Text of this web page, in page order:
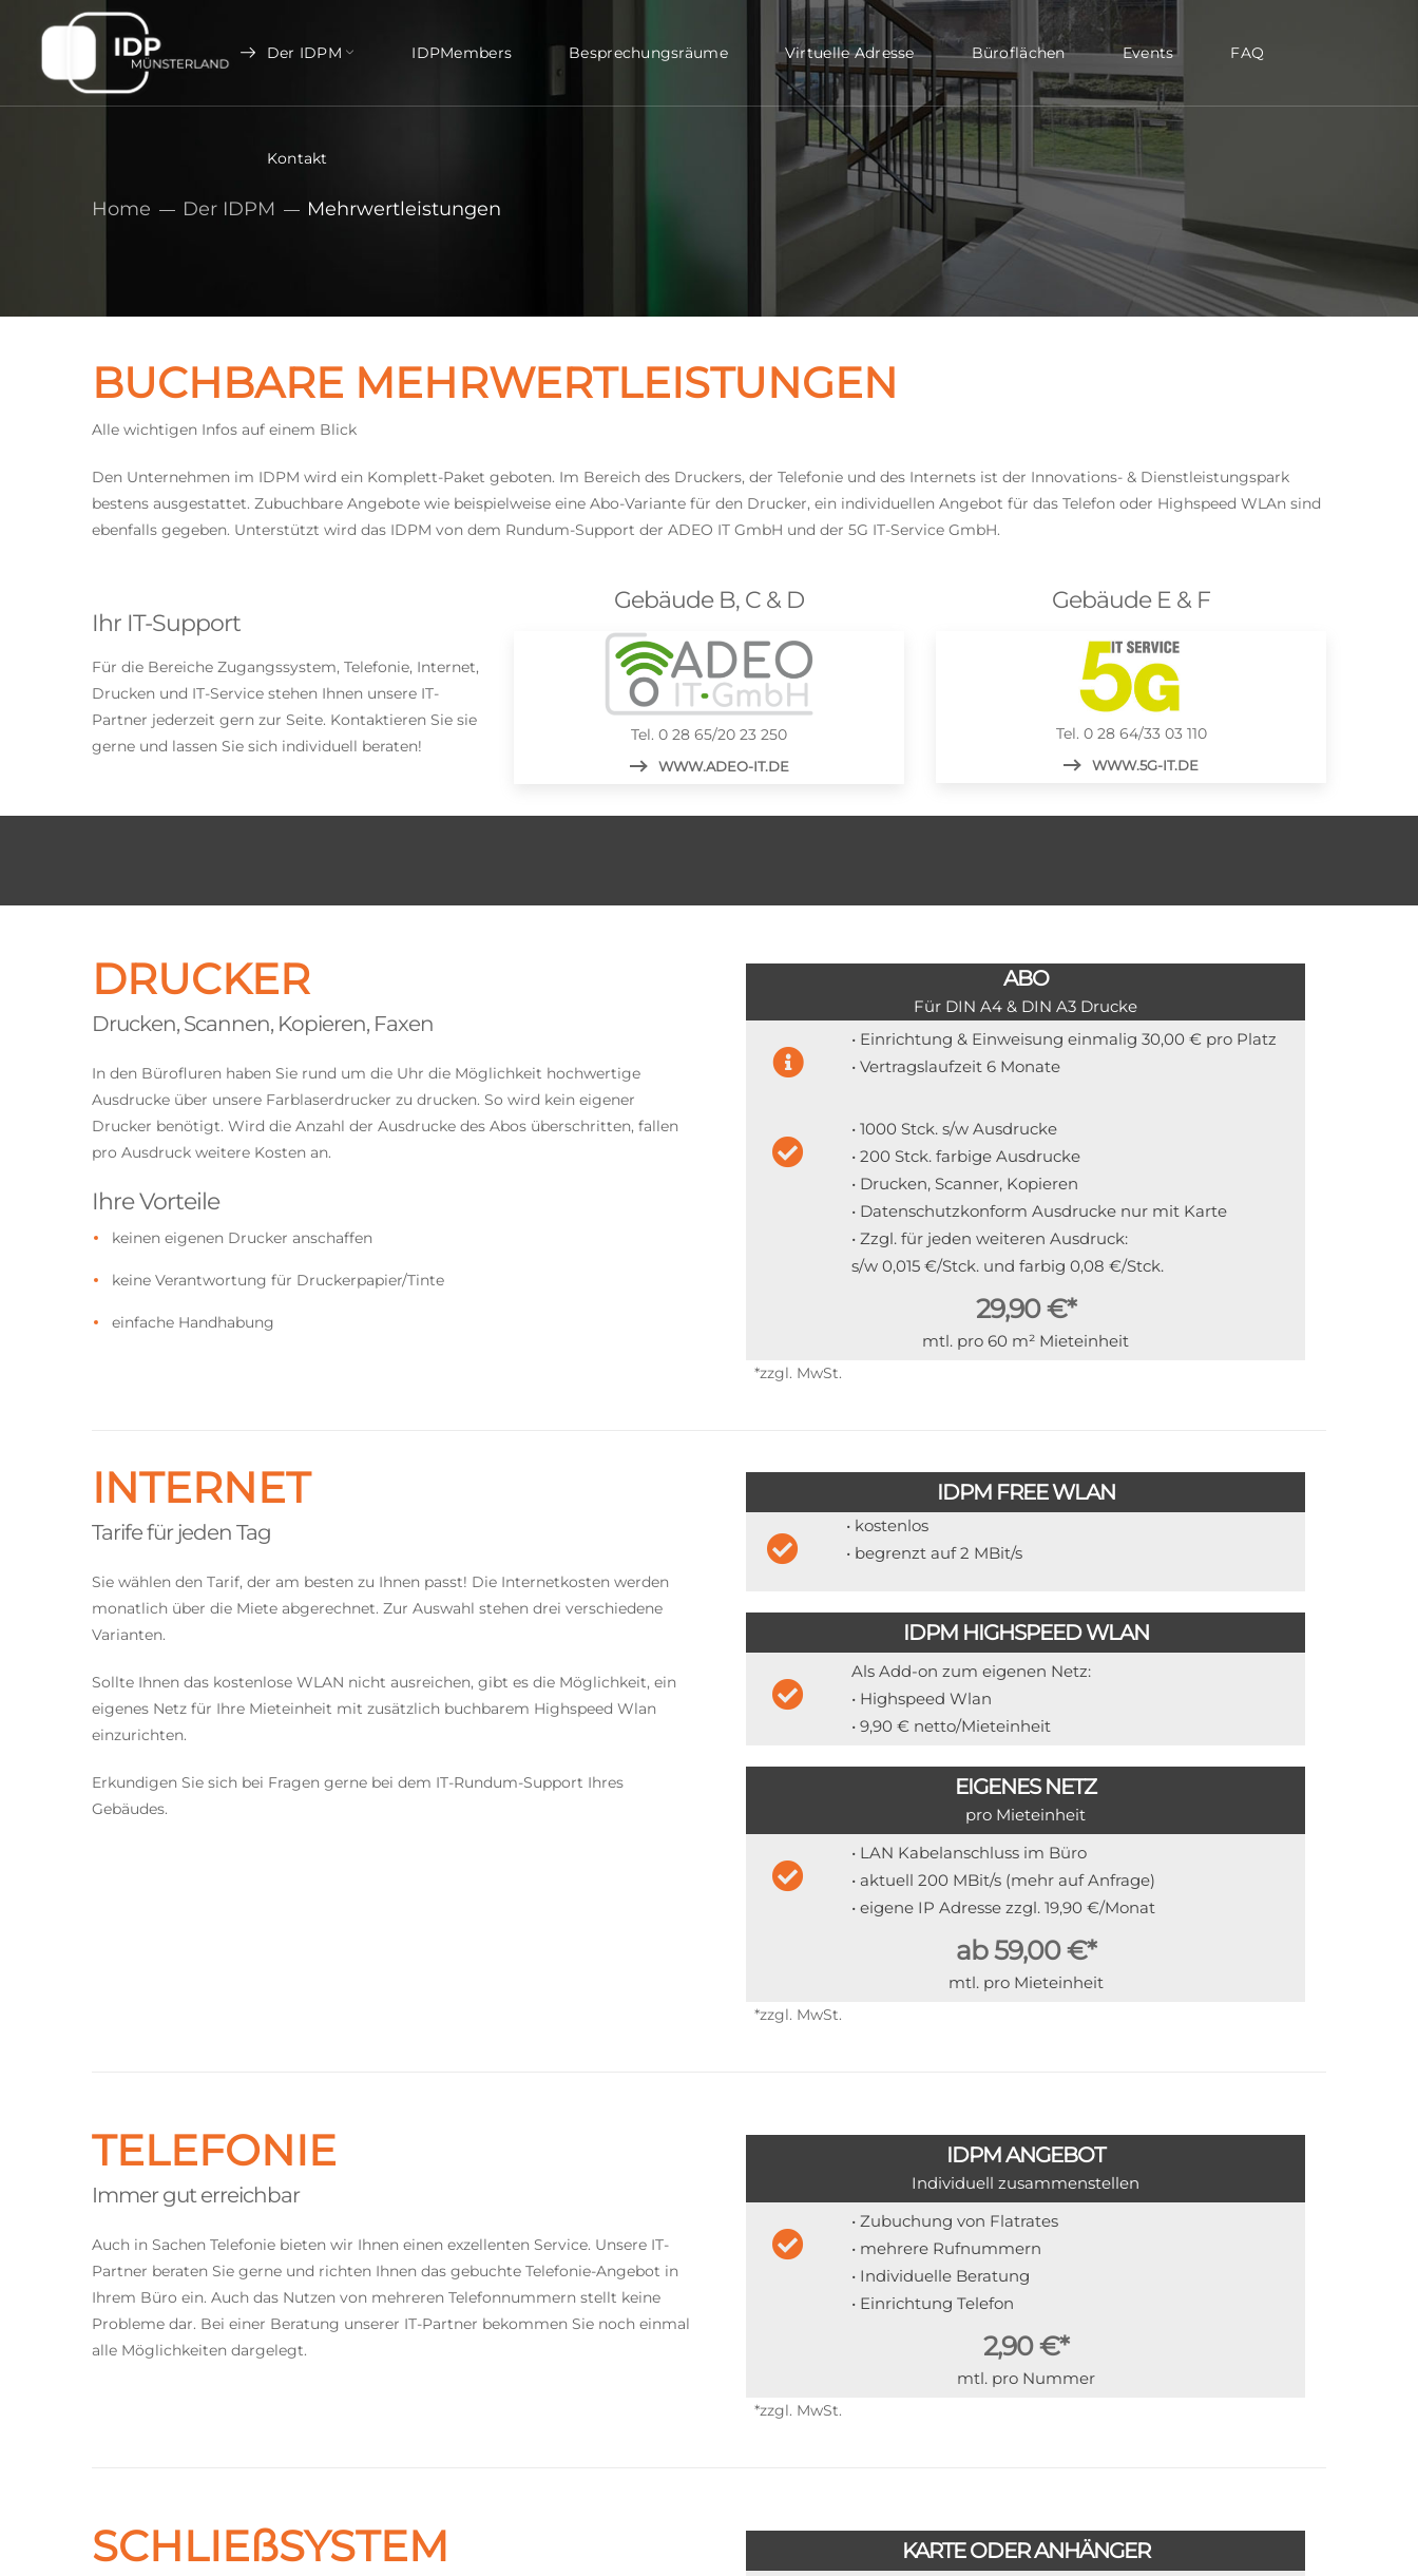
Der IDPM IDPMembers Besprechungsräume Virtuelle Adresse Büroflächen Events FAQ
Kontakt
Kontakt
Home Der IDPM Mehrwertleistungen
BUCHBARE MEHRWERTLEISTUNGEN
Alle wichtigen Infos auf einem Blick
Den Unternehmen im IDPM wird ein Komplett-Paket geboten. Im Bereich des Druckers, der Telefonie und des Internets ist der Innovations- & Dienstleistungspark
bestens ausgestattet. Zubuchbare Angebote wie beispielweise eine Abo-Variante für den Drucker, ein individuellen Angebot für das Telefon oder Highspeed WLAn sind
ebenfalls gegeben. Unterstützt wird das IDPM von dem Rundum-Support der ADEO IT GmbH und der 5G IT-Service GmbH.
Ihr IT-Support
Für die Bereiche Zugangssystem, Telefonie, Internet,
Drucken und IT-Service stehen Ihnen unsere IT-
Partner jederzeit gern zur Seite. Kontaktieren Sie sie
gerne und lassen Sie sich individuell beraten!
Gebäude B, C & D
Tel. 0 28 65/20 23 250
WWW.ADEO-IT.DE
Gebäude E & F
Tel. 0 28 64/33 03 110
WWW.5G-IT.DE
DRUCKER
Drucken, Scannen, Kopieren, Faxen
In den Bürofluren haben Sie rund um die Uhr die Möglichkeit hochwertige
Ausdrucke über unsere Farblaserdrucker zu drucken. So wird kein eigener
Drucker benötigt. Wird die Anzahl der Ausdrucke des Abos überschritten, fallen
pro Ausdruck weitere Kosten an.
Ihre Vorteile
keinen eigenen Drucker anschaffen
keine Verantwortung für Druckerpapier/Tinte
einfache Handhabung
ABO
Für DIN A4 & DIN A3 Drucke
• Einrichtung & Einweisung einmalig 30,00 € pro Platz
• Vertragslaufzeit 6 Monate
• 1000 Stck. s/w Ausdrucke
• 200 Stck. farbige Ausdrucke
• Drucken, Scanner, Kopieren
• Datenschutzkonform Ausdrucke nur mit Karte
• Zzgl. für jeden weiteren Ausdruck:
s/w 0,015 €/Stck. und farbig 0,08 €/Stck.
29,90 €*
mtl. pro 60 m² Mieteinheit
*zzgl. MwSt.
INTERNET
Tarife für jeden Tag
Sie wählen den Tarif, der am besten zu Ihnen passt! Die Internetkosten werden
monatlich über die Miete abgerechnet. Zur Auswahl stehen drei verschiedene
Varianten.
Sollte Ihnen das kostenlose WLAN nicht ausreichen, gibt es die Möglichkeit, ein
eigenes Netz für Ihre Mieteinheit mit zusätzlich buchbarem Highspeed Wlan
einzurichten.
Erkundigen Sie sich bei Fragen gerne bei dem IT-Rundum-Support Ihres
Gebäudes.
IDPM FREE WLAN
• kostenlos
• begrenzt auf 2 MBit/s
IDPM HIGHSPEED WLAN
Als Add-on zum eigenen Netz:
• Highspeed Wlan
• 9,90 € netto/Mieteinheit
EIGENES NETZ
pro Mieteinheit
• LAN Kabelanschluss im Büro
• aktuell 200 MBit/s (mehr auf Anfrage)
• eigene IP Adresse zzgl. 19,90 €/Monat
ab 59,00 €*
mtl. pro Mieteinheit
*zzgl. MwSt.
TELEFONIE
Immer gut erreichbar
Auch in Sachen Telefonie bieten wir Ihnen einen exzellenten Service. Unsere IT-
Partner beraten Sie gerne und richten Ihnen das gebuchte Telefonie-Angebot in
Ihrem Büro ein. Auch das Nutzen von mehreren Telefonnummern stellt keine
Probleme dar. Bei einer Beratung unserer IT-Partner bekommen Sie noch einmal
alle Möglichkeiten dargelegt.
IDPM ANGEBOT
Individuell zusammenstellen
• Zubuchung von Flatrates
• mehrere Rufnummern
• Individuelle Beratung
• Einrichtung Telefon
2,90 €*
mtl. pro Nummer
*zzgl. MwSt.
SCHLIEßSYSTEM KARTE ODER ANHÄNGER